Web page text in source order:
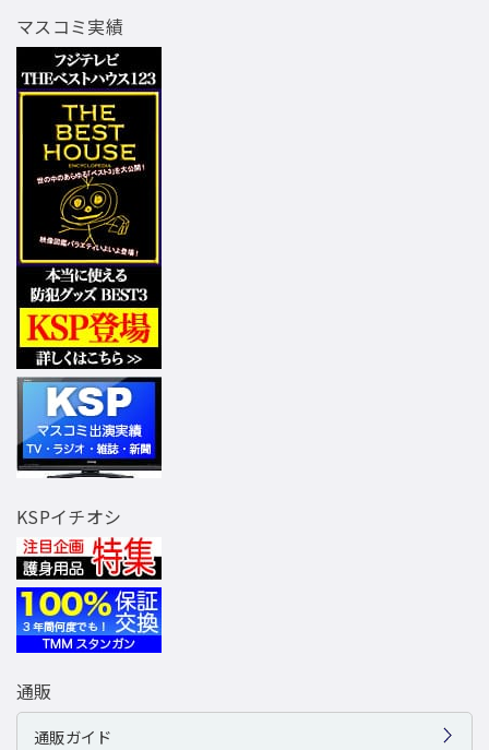
マスコミ実績
KSPイチオシ
通販
通販ガイド